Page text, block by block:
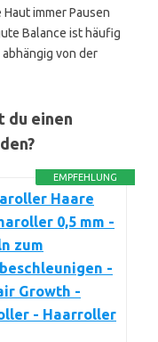
immer Pausen
Balance ist häufig
von der
du einen
EMPFEHLUNG
Haare
0,5 mm -
zum
-
Growth -
- Haarroller